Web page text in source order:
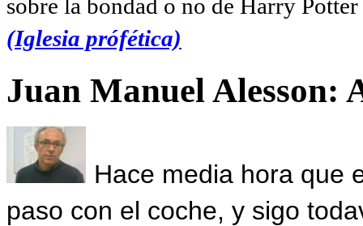
sobre la bondad o no de Harry
(Iglesia prófética)
Juan Manuel Alesson:
Hace media hora que
paso con el coche, y sigo